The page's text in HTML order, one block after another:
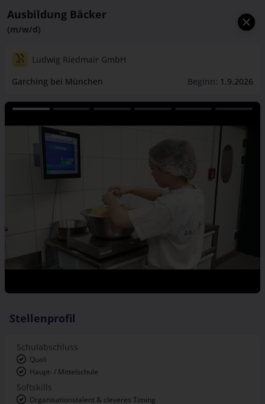
Ausbildung Bäcker
(m/w/d)
Ludwig Riedmair GmbH
Garching bei München
Beginn: 1.9.2026
Stellenprofil
Schulabschluss
Quali
Haupt- / Mittelschule
Softskills
Organisationstalent & cleveres Timing